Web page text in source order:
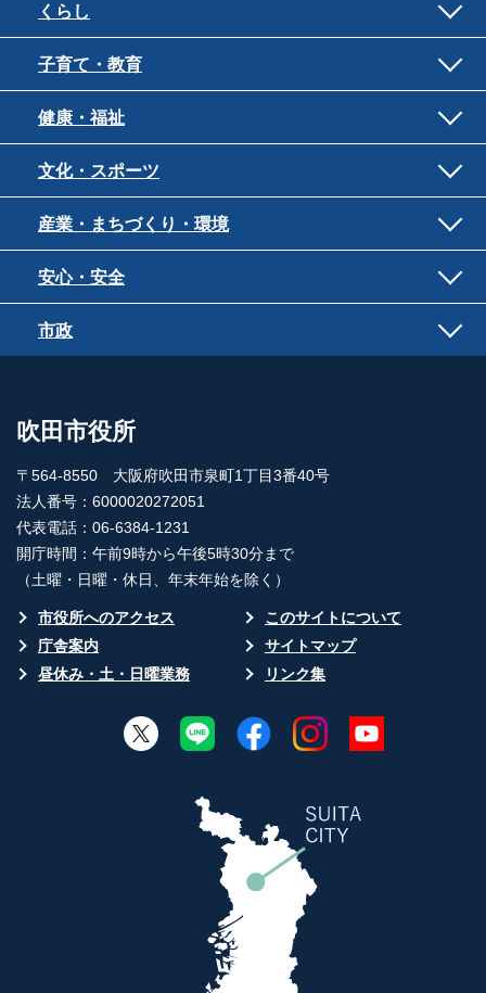
くらし
子育て・教育
健康・福祉
文化・スポーツ
産業・まちづくり・環境
安心・安全
市政
吹田市役所
〒564-8550 大阪府吹田市泉町1丁目3番40号
法人番号：6000020272051
代表電話：06-6384-1231
開庁時間：午前9時から午後5時30分まで
（土曜・日曜・休日、年末年始を除く）
市役所へのアクセス
このサイトについて
庁舎案内
サイトマップ
昼休み・土・日曜業務
リンク集